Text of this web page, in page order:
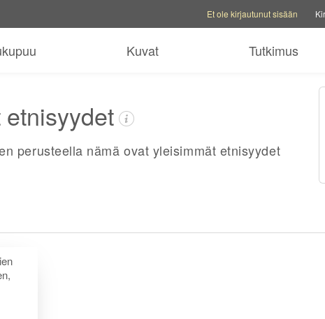
Et ole kirjautunut sisään
Kuvat Tutkimus
perusteella nämä ovat yleisimmät etnisyydet